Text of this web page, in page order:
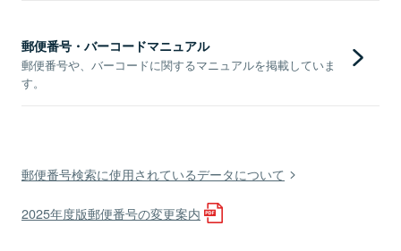
郵便番号・バーコードマニュアル
郵便番号や、バーコードに関するマニュアルを掲載していま
す。
郵便番号検索に使用されているデータについて
2025年度版郵便番号の変更案内